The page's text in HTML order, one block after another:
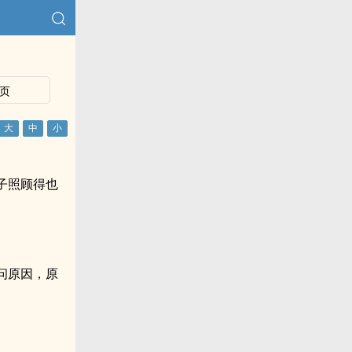
照顾得也
原因，原